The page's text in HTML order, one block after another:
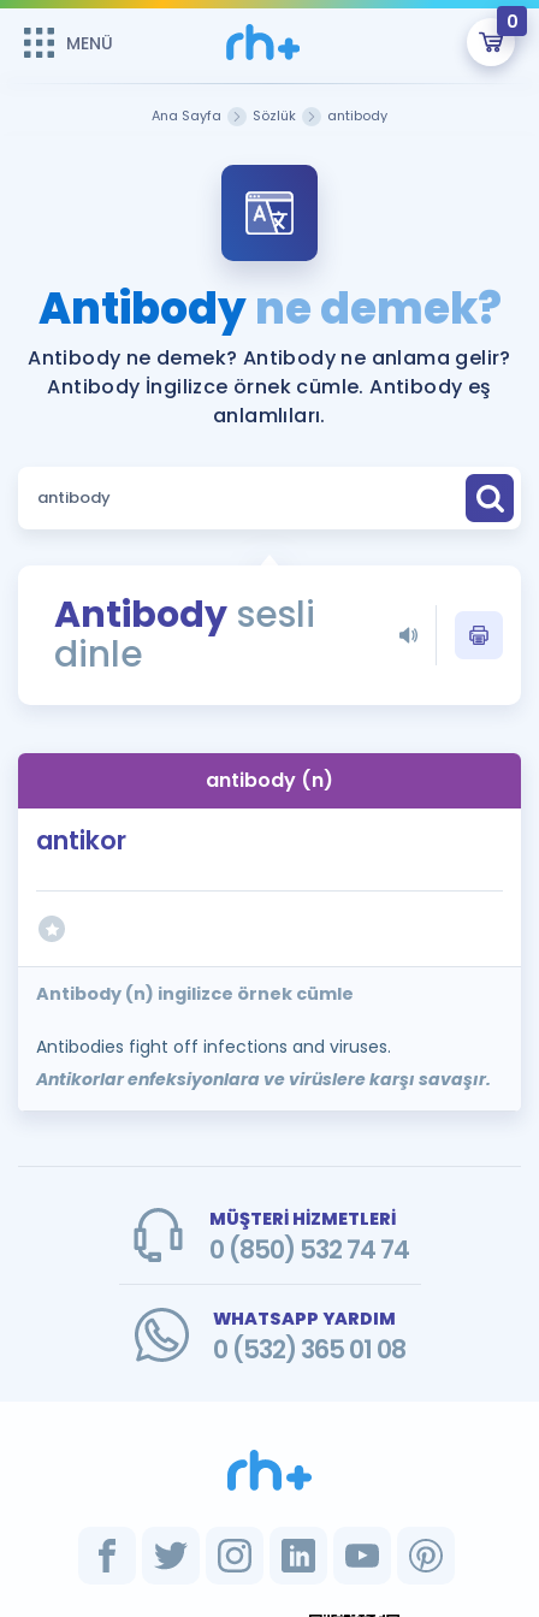
MENÜ
0
Şifremi Hatırlamıyorum
ÜYE DEĞİLİM
Sepetin Şu An Boş.
Remzi Hoca ile seni sınava hazırlayacak onlarca eğitim seni
bekliyor!
MENÜ
Katılımcı Görüşleri
Faydalı Araçlar
Sözlük
Rehberlik Aracı
ÖSYM Sınav Takvimi
İngilizce Gramer
Hakkımızda
Ana Sayfa Sözlük antibody
Antibodyne demek?
Antibody ne demek? Antibody ne anlama gelir?
Antibody İngilizce örnek cümle. Antibody eş
anlamlıları.
Antibody sesli
dinle
antibody (n)
antikor
Antibody (n) ingilizce örnek cümle
Antibodies fight off infections and viruses.
Antikorlar enfeksiyonlara ve virüslere karşı savaşır.
MÜŞTERİ HİZMETLERİ
0 (850) 532 74 74
WHATSAPP YARDIM
0 (532) 365 01 08